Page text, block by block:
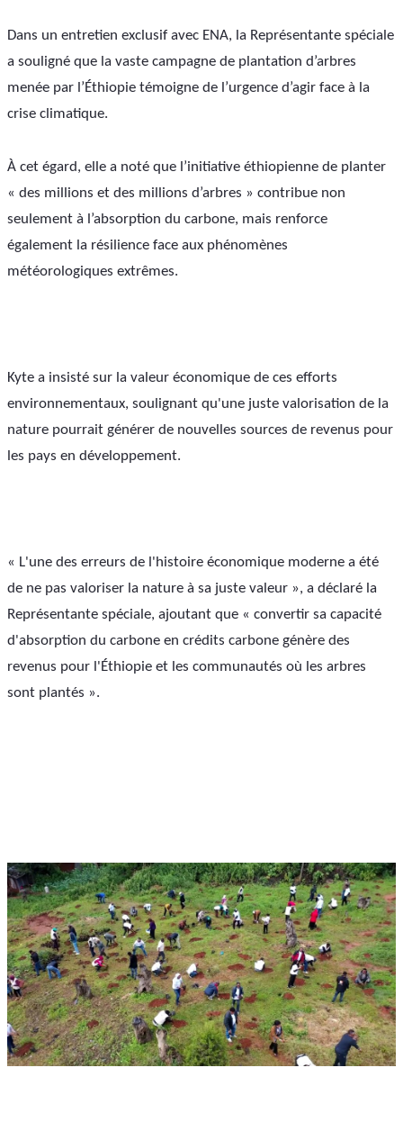
Dans un entretien exclusif avec ENA, la Représentante spéciale
a souligné que la vaste campagne de plantation d’arbres
menée par l’Éthiopie témoigne de l’urgence d’agir face à la
crise climatique.
À cet égard, elle a noté que l’initiative éthiopienne de planter
« des millions et des millions d’arbres » contribue non
seulement à l’absorption du carbone, mais renforce
également la résilience face aux phénomènes
météorologiques extrêmes.
Kyte a insisté sur la valeur économique de ces efforts
environnementaux, soulignant qu'une juste valorisation de la
nature pourrait générer de nouvelles sources de revenus pour
les pays en développement.
« L'une des erreurs de l'histoire économique moderne a été
de ne pas valoriser la nature à sa juste valeur », a déclaré la
Représentante spéciale, ajoutant que « convertir sa capacité
d'absorption du carbone en crédits carbone génère des
revenus pour l'Éthiopie et les communautés où les arbres
sont plantés ».